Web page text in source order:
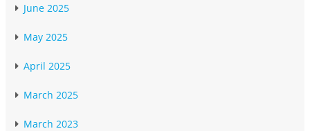
June 2025
May 2025
April 2025
March 2025
March 2023